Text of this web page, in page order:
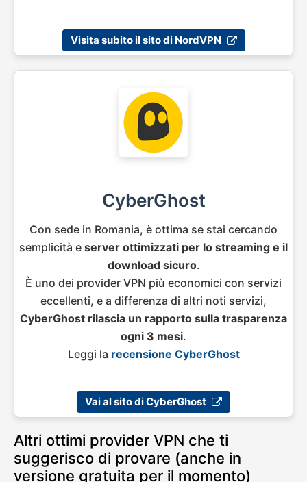
Visita subito il sito di NordVPN
CyberGhost
Con sede in Romania, è ottima se stai cercando
semplicità e server ottimizzati per lo streaming e il
download sicuro.
È uno dei provider VPN più economici con servizi
eccellenti, e a differenza di altri noti servizi,
CyberGhost rilascia un rapporto sulla trasparenza
ogni 3 mesi.
Leggi la recensione CyberGhost
Vai al sito di CyberGhost
Altri ottimi provider VPN che ti
suggerisco di provare (anche in
versione gratuita per il momento)